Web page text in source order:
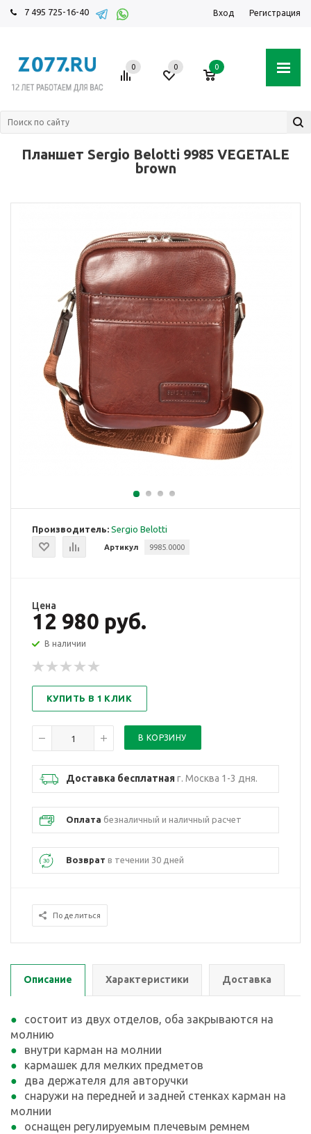
7 495 725-16-40 Вход Регистрация
0 0 0
Планшет Sergio Belotti 9985 VEGETALE
brown
Производитель: Sergio Belotti
Артикул 9985.0000
Цена
12 980 руб.
В наличии
КУПИТЬ В 1 КЛИК
Доставка бесплатнаяг. Москва 1-3 дня.
Оплата безналичный и наличный расчет
Возврат в течении 30 дней
Поделиться
Описание Характеристики Доставка
состоит из двух отделов, оба закрываются на
молнию
внутри карман на молнии
кармашек для мелких предметов
два держателя для авторучки
снаружи на передней и задней стенках карман на
молнии
оснащен регулируемым плечевым ремнем